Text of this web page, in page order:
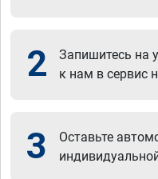
2
Запишитесь на
к нам в сервис
3
Оставьте